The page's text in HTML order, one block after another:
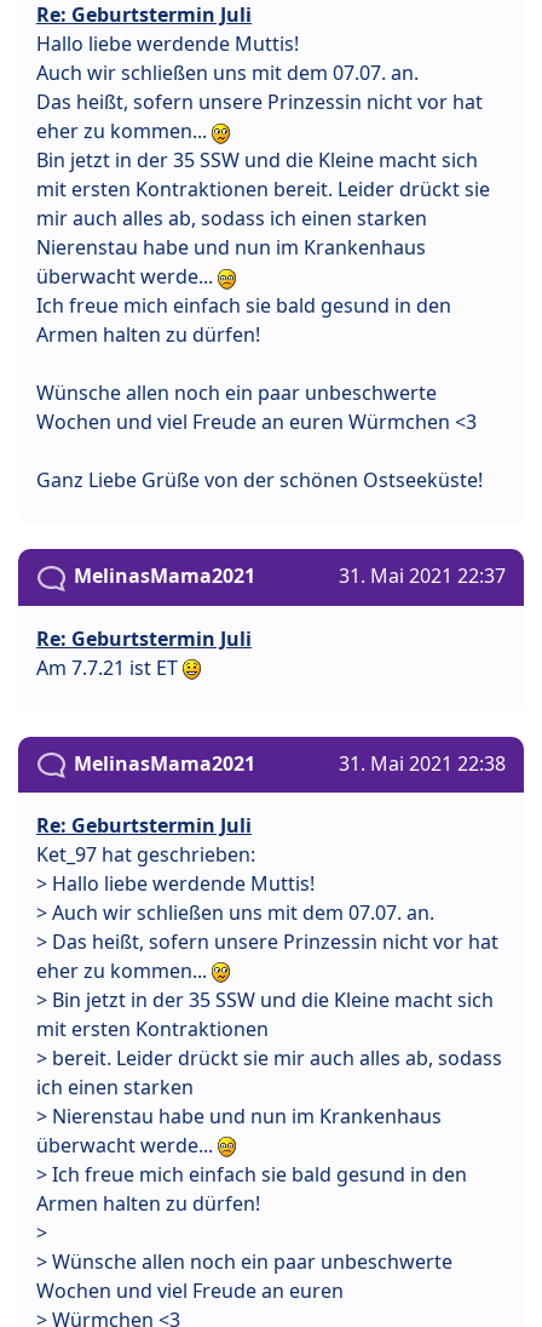
Re: Geburtstermin Juli
Hallo liebe werdende Muttis!
Auch wir schließen uns mit dem 07.07. an.
Das heißt, sofern unsere Prinzessin nicht vor hat
eher zu kommen...
Bin jetzt in der 35 SSW und die Kleine macht sich
mit ersten Kontraktionen bereit. Leider drückt sie
mir auch alles ab, sodass ich einen starken
Nierenstau habe und nun im Krankenhaus
überwacht werde...
Ich freue mich einfach sie bald gesund in den
Armen halten zu dürfen!
Wünsche allen noch ein paar unbeschwerte
Wochen und viel Freude an euren Würmchen <3
Ganz Liebe Grüße von der schönen Ostseeküste!
MelinasMama2021 31. Mai 2021 22:37
Re: Geburtstermin Juli
Am 7.7.21 ist ET
MelinasMama2021 31. Mai 2021 22:38
Re: Geburtstermin Juli
Ket_97 hat geschrieben:
> Hallo liebe werdende Muttis!
> Auch wir schließen uns mit dem 07.07. an.
> Das heißt, sofern unsere Prinzessin nicht vor hat
eher zu kommen...
> Bin jetzt in der 35 SSW und die Kleine macht sich
mit ersten Kontraktionen
> bereit. Leider drückt sie mir auch alles ab, sodass
ich einen starken
> Nierenstau habe und nun im Krankenhaus
überwacht werde...
> Ich freue mich einfach sie bald gesund in den
Armen halten zu dürfen!
>
> Wünsche allen noch ein paar unbeschwerte
Wochen und viel Freude an euren
> Würmchen <3